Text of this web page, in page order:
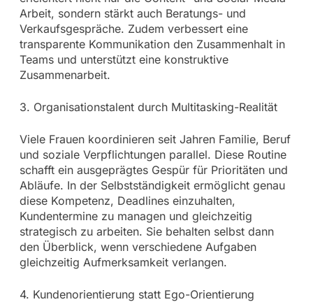
Arbeit, sondern stärkt auch Beratungs- und
Verkaufsgespräche. Zudem verbessert eine
transparente Kommunikation den Zusammenhalt in
Teams und unterstützt eine konstruktive
Zusammenarbeit.
3. Organisationstalent durch Multitasking-Realität
Viele Frauen koordinieren seit Jahren Familie, Beruf
und soziale Verpflichtungen parallel. Diese Routine
schafft ein ausgeprägtes Gespür für Prioritäten und
Abläufe. In der Selbstständigkeit ermöglicht genau
diese Kompetenz, Deadlines einzuhalten,
Kundentermine zu managen und gleichzeitig
strategisch zu arbeiten. Sie behalten selbst dann
den Überblick, wenn verschiedene Aufgaben
gleichzeitig Aufmerksamkeit verlangen.
4. Kundenorientierung statt Ego-Orientierung